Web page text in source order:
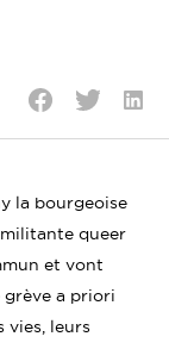
la bourgeoise
queer
et vont
grève a priori
vies, leurs